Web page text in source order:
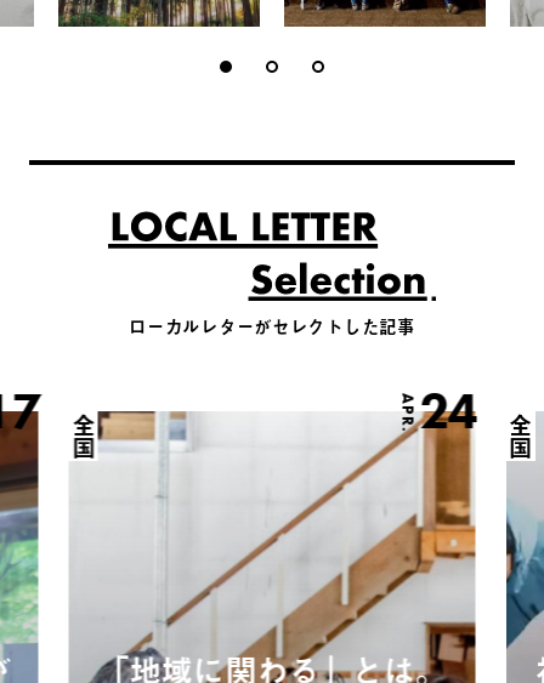
ローカルレターがセレクトした記事
APR.24
全国
「地域に関わる」とは。
全国